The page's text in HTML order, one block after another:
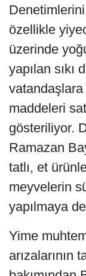
Denetimlerini
özellikle
üzerinde
yapılan sıkı
vatandaşlara
maddeleri
gösteriliyor.
Ramazan
tatlı, et
meyvelerin
yapılmaya
Yime
arızalarının